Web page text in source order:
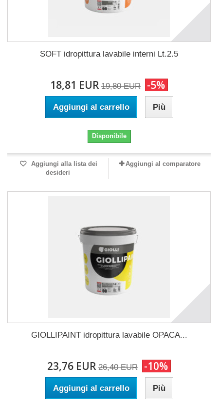
SOFT idropittura lavabile interni Lt.2.5
18,81 EUR 19,80 EUR -5%
Aggiungi al carrello Più
Disponibile
Aggiungi alla lista dei
desideri
Aggiungi al comparatore
GIOLLIPAINT idropittura lavabile OPACA...
23,76 EUR 26,40 EUR -10%
Aggiungi al carrello Più